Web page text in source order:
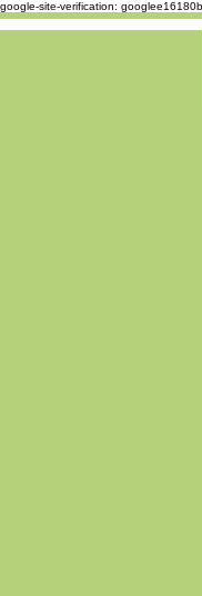
google-site-verification: